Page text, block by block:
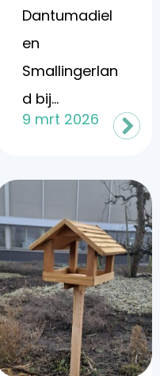
Dantumadiel
en
Smallingerlan
d bij...
9 mrt 2026